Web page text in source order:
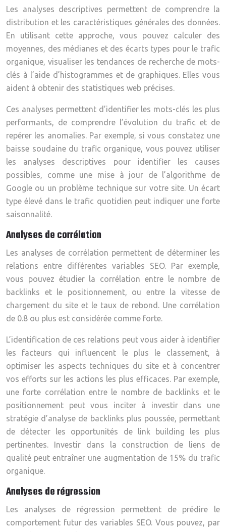
Les analyses descriptives permettent de comprendre la
distribution et les caractéristiques générales des données.
En utilisant cette approche, vous pouvez calculer des
moyennes, des médianes et des écarts types pour le trafic
organique, visualiser les tendances de recherche de mots-
clés à l’aide d’histogrammes et de graphiques. Elles vous
aident à obtenir des statistiques web précises.
Ces analyses permettent d’identifier les mots-clés les plus
performants, de comprendre l’évolution du trafic et de
repérer les anomalies. Par exemple, si vous constatez une
baisse soudaine du trafic organique, vous pouvez utiliser
les analyses descriptives pour identifier les causes
possibles, comme une mise à jour de l’algorithme de
Google ou un problème technique sur votre site. Un écart
type élevé dans le trafic quotidien peut indiquer une forte
saisonnalité.
Analyses de corrélation
Les analyses de corrélation permettent de déterminer les
relations entre différentes variables SEO. Par exemple,
vous pouvez étudier la corrélation entre le nombre de
backlinks et le positionnement, ou entre la vitesse de
chargement du site et le taux de rebond. Une corrélation
de 0.8 ou plus est considérée comme forte.
L’identification de ces relations peut vous aider à identifier
les facteurs qui influencent le plus le classement, à
optimiser les aspects techniques du site et à concentrer
vos efforts sur les actions les plus efficaces. Par exemple,
une forte corrélation entre le nombre de backlinks et le
positionnement peut vous inciter à investir dans une
stratégie d’analyse de backlinks plus poussée, permettant
de détecter les opportunités de link building les plus
pertinentes. Investir dans la construction de liens de
qualité peut entraîner une augmentation de 15% du trafic
organique.
Analyses de régression
Les analyses de régression permettent de prédire le
comportement futur des variables SEO. Vous pouvez, par